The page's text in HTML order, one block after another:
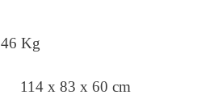
46 Kg
114 x 83 x 60 cm